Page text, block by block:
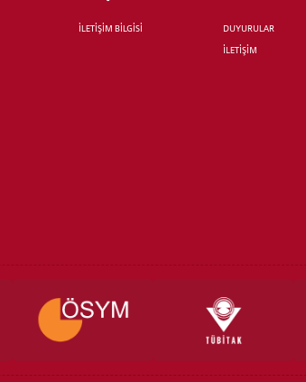
İLETİŞİM BİLGİSİ DUYURULAR
İLETİŞİM